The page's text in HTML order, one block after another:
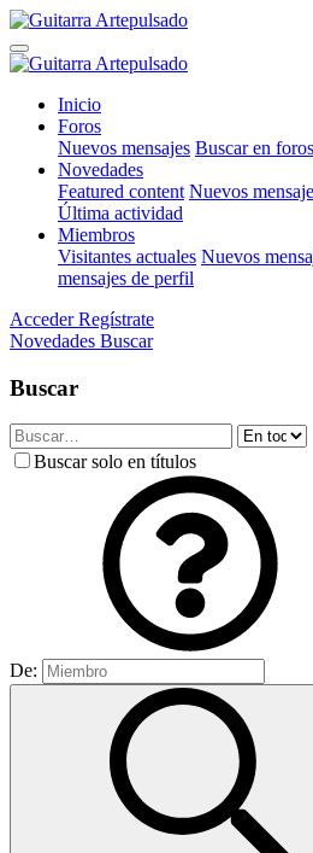
Inicio
Foros
Nuevos mensajes Buscar en foros
Novedades
Featured content Nuevos
Última actividad
Miembros
Visitantes actuales Nuevos
mensajes de perfil
Acceder Regístrate
Novedades Buscar
Buscar
Buscar solo en títulos
De: